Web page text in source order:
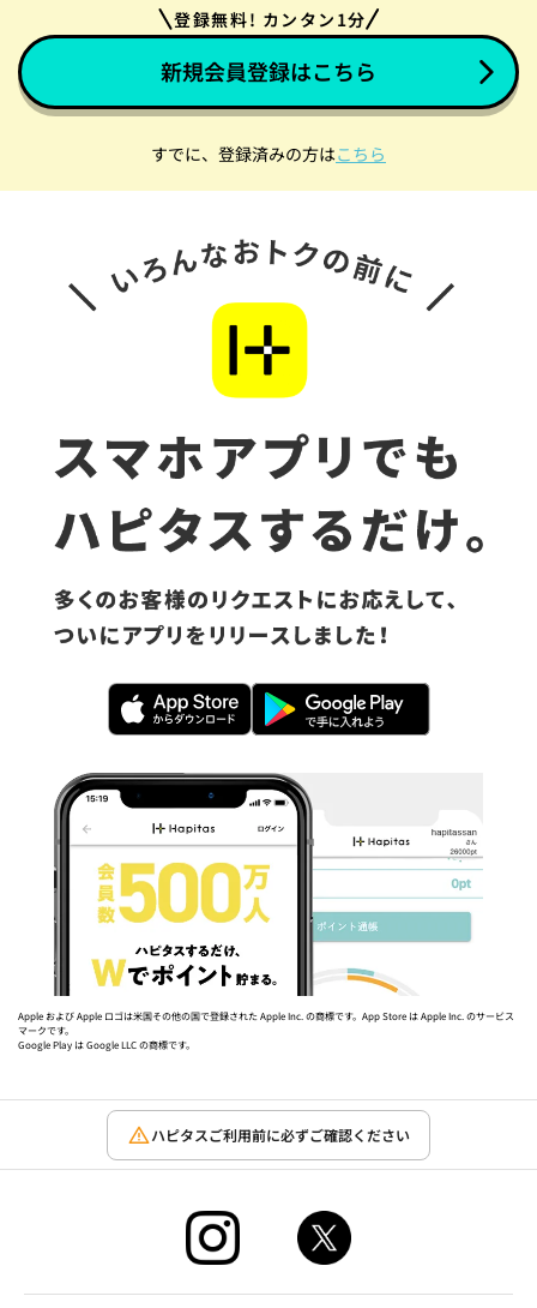
登録無料! カンタン1分
新規会員登録はこちら
すでに、登録済みの方はこちら
Apple および Apple ロゴは米国その他の国で登録された Apple Inc. の商標です。App Store は Apple Inc. のサービス
マークです。
Google Play は Google LLC の商標です。
ハピタスご利用前に必ずご確認ください